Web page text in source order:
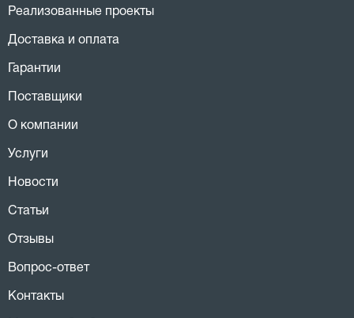
Реализованные проекты
Доставка и оплата
Гарантии
Поставщики
О компании
Услуги
Новости
Статьи
Отзывы
Вопрос-ответ
Контакты